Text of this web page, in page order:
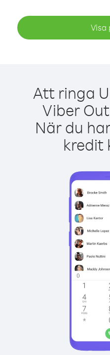
Visa
Att ringa
Viber
När du
kredit